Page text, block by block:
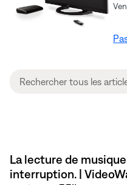
La lecture de
interruption. |